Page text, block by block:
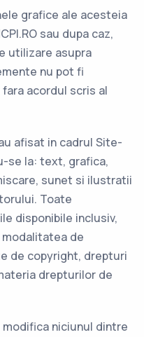
grafice ale acesteia
sau dupa caz,
utilizare asupra
nu pot fi
acordul scris al
afisat in cadrul Site-
se la: text, grafica,
sunet si ilustratii
Toate
disponibile inclusiv,
de
de copyright, drepturi
drepturilor de
niciunul dintre